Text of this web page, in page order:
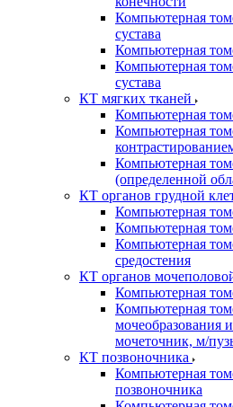
Компьютерная
сустава
Компьютерная
Компьютерная
сустава
КТ мягких тканей
Компьютерная
Компьютерная
Компьютерная
(определенной
КТ органов грудной
Компьютерная
Компьютерная
Компьютерная
средостения
КТ органов
Компьютерная
Компьютерная
мочеобразования
мочеточник, м/
КТ позвоночника
Компьютерная
позвоночника